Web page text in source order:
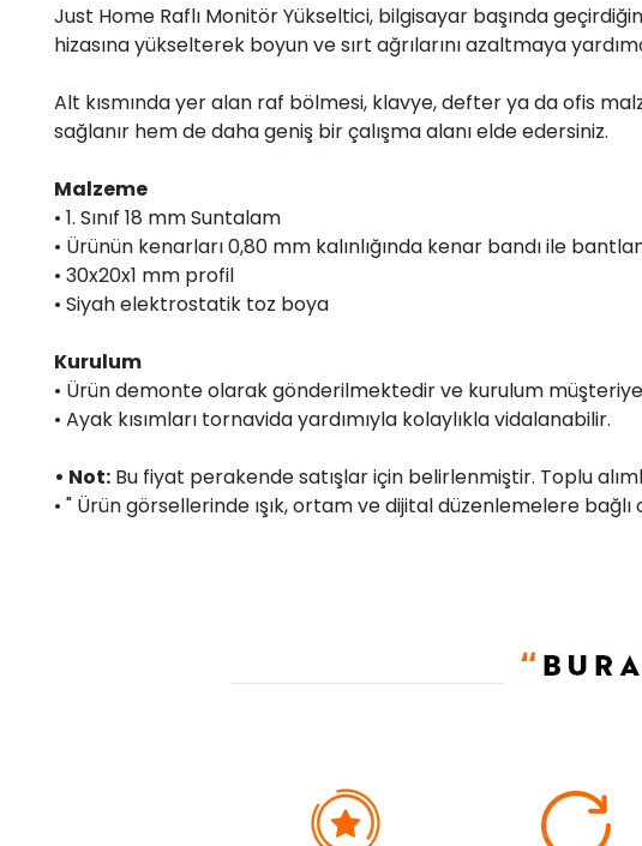
Just Home Raflı Monitör Yükseltici, bilgisayar başında
hizasına yükselterek boyun ve sırt ağrılarını azaltmaya
Alt kısmında yer alan raf bölmesi, klavye, defter ya da ofis
sağlanır hem de daha geniş bir çalışma alanı elde edersiniz.
Malzeme
• 1. Sınıf 18 mm Suntalam
• Ürünün kenarları 0,80 mm kalınlığında kenar bandı ile
• 30x20x1 mm profil
• Siyah elektrostatik toz boya
Kurulum
• Ürün demonte olarak gönderilmektedir ve kurulum
• Ayak kısımları tornavida yardımıyla kolaylıkla vidalanabilir.
• Not: Bu fiyat perakende satışlar için belirlenmiştir. Toplu
• " Ürün görsellerinde ışık, ortam ve dijital düzenlemelere